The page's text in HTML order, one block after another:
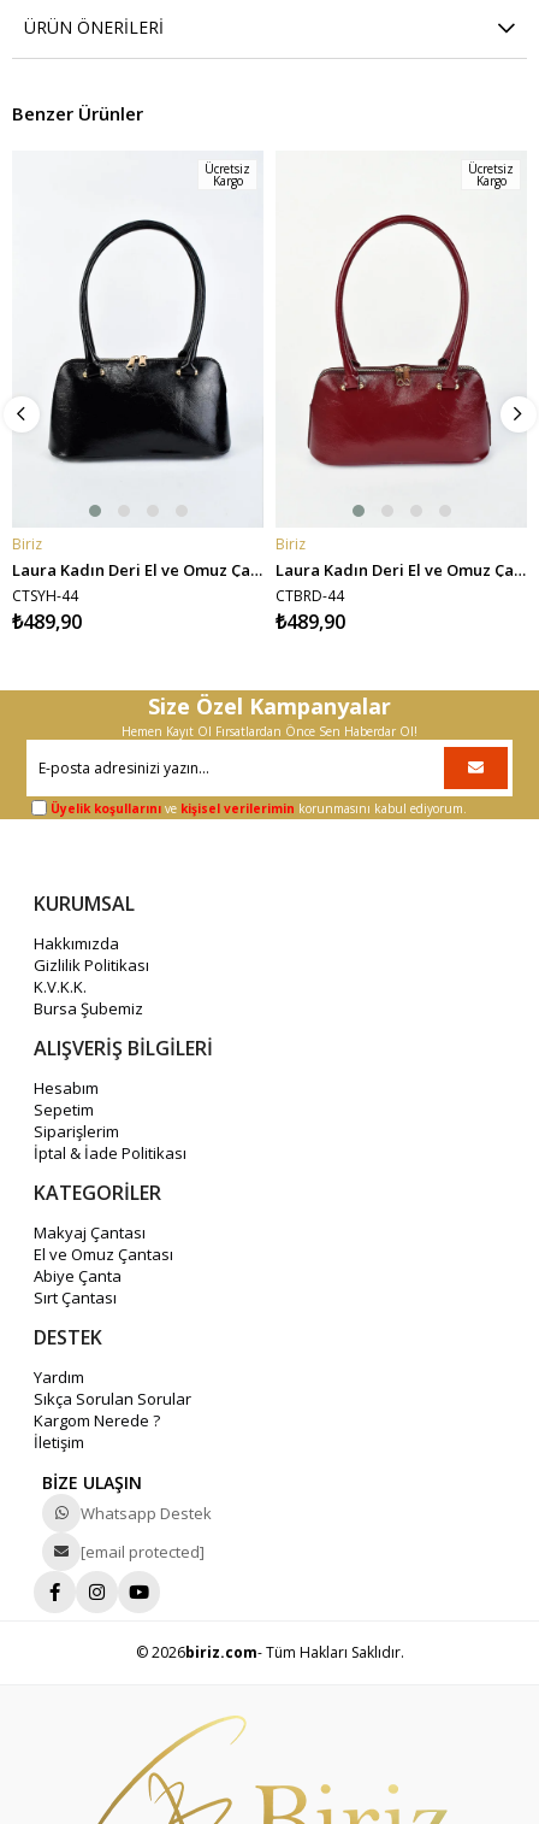
ÜRÜN ÖNERILERI
Benzer Ürünler
SEPETE EKLE
Ücretsiz
Kargo
Biriz
Laura Kadın Deri El ve Omuz Çantası - Siyah
CTSYH-44
₺489,90
SEPETE EKLE
Ücretsiz
Kargo
Biriz
Laura Kadın Deri El ve Omuz Çantası - Bordo
CTBRD-44
₺489,90
Size Özel Kampanyalar
Hemen Kayıt Ol Fırsatlardan Önce Sen Haberdar Ol!
Üyelik koşullarını ve kişisel verilerimin korunmasını kabul ediyorum.
KURUMSAL
Hakkımızda
Gizlilik Politikası
K.V.K.K.
Bursa Şubemiz
ALIŞVERİŞ BİLGİLERİ
Hesabım
Sepetim
Siparişlerim
İptal & İade Politikası
KATEGORİLER
Makyaj Çantası
El ve Omuz Çantası
Abiye Çanta
Sırt Çantası
DESTEK
Yardım
Sıkça Sorulan Sorular
Kargom Nerede ?
İletişim
BİZE ULAŞIN
Whatsapp Destek
[email protected]
© 2026biriz.com- Tüm Hakları Saklıdır.